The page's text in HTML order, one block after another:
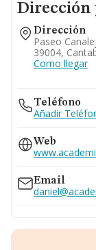
Dirección
Dirección
Paseo
39004,
Como llegar
Teléfono
Añadir
Web
Email